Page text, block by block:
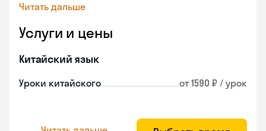
Читать дальше
Услуги и цены
Китайский язык
Уроки китайского от 1590 ₽ / урок